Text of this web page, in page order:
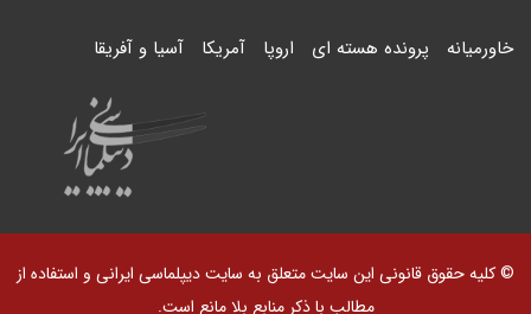
خاورمیانه پرونده هسته ای اروپا آمریکا آسیا و آفریقا
© کلیه حقوق قانونی این سایت متعلق به سایت دیپلماسی ایرانی و استفاده از
مطالب با ذکر منابع بلا مانع است.